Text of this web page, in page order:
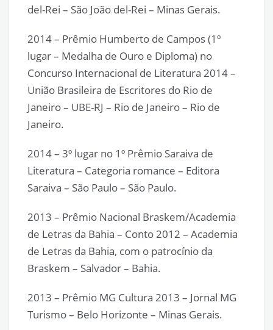
del-Rei – São João del-Rei – Minas Gerais.
2014 – Prêmio Humberto de Campos (1º
lugar – Medalha de Ouro e Diploma) no
Concurso Internacional de Literatura 2014 –
União Brasileira de Escritores do Rio de
Janeiro – UBE-RJ – Rio de Janeiro – Rio de
Janeiro.
2014 – 3º lugar no 1º Prêmio Saraiva de
Literatura – Categoria romance – Editora
Saraiva – São Paulo – São Paulo.
2013 – Prêmio Nacional Braskem/Academia
de Letras da Bahia – Conto 2012 – Academia
de Letras da Bahia, com o patrocínio da
Braskem – Salvador – Bahia.
2013 – Prêmio MG Cultura 2013 – Jornal MG
Turismo – Belo Horizonte – Minas Gerais.